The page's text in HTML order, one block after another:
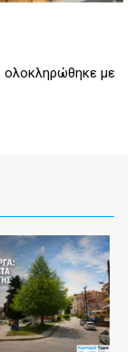
ολοκληρώθηκε με